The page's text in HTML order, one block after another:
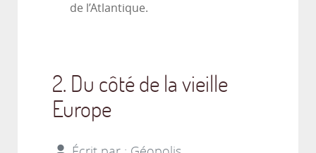
de l’Atlantique.
2. Du côté de la vieille
Europe